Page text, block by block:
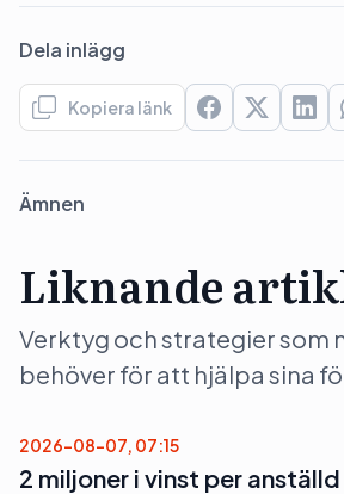
Dela inlägg
Kopiera länk
Ämnen
Liknande
Verktyg och strategier som
behöver för att hjälpa sina
2026-08-07, 07:15
2 miljoner i vinst per